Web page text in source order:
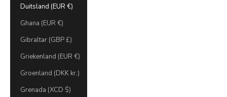
Duitsland (EUR €)
Ghana (EUR €)
Gibraltar (GBP £)
Griekenland (EUR €)
Groenland (DKK kr.)
Grenada (XCD $)